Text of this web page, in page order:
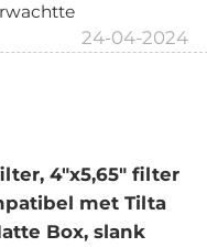
24-04-2024
4"x5,65" filter
met Tilta
Box, slank